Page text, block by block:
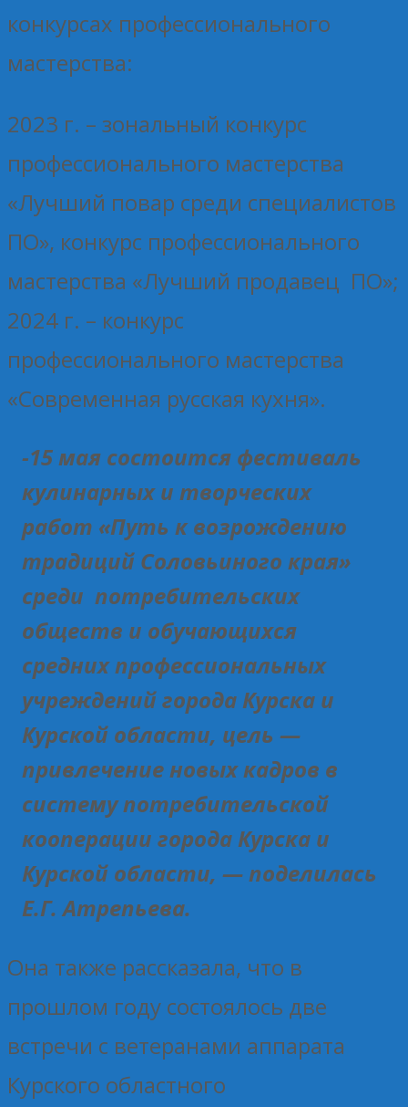
конкурсах профессионального
мастерства:
2023 г. – зональный конкурс
профессионального мастерства
«Лучший повар среди специалистов
ПО», конкурс профессионального
мастерства «Лучший продавец ПО»;
2024 г. – конкурс
профессионального мастерства
«Современная русская кухня».
-15 мая состоится фестиваль
кулинарных и творческих
работ «Путь к возрождению
традиций Соловьиного края»
среди потребительских
обществ и обучающихся
средних профессиональных
учреждений города Курска и
Курской области, цель —
привлечение новых кадров в
систему потребительской
кооперации города Курска и
Курской области, — поделилась
Е.Г. Атрепьева.
Она также рассказала, что в
прошлом году состоялось две
встречи с ветеранами аппарата
Курского областного